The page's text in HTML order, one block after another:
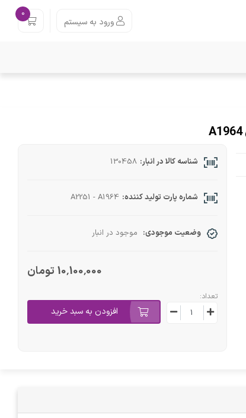
ورود به سیستم
0
شناسه کالا در انبار: 130458
شماره پارت تولید کننده: A2251 - A1964
وضعیت موجودی: موجود در انبار
10٬100٬000 تومان
تعداد:
افزودن به سبد خرید